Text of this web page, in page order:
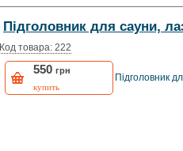
Підголовник для сауни,
Код товара: 222
550 грн
купить
Підголовник